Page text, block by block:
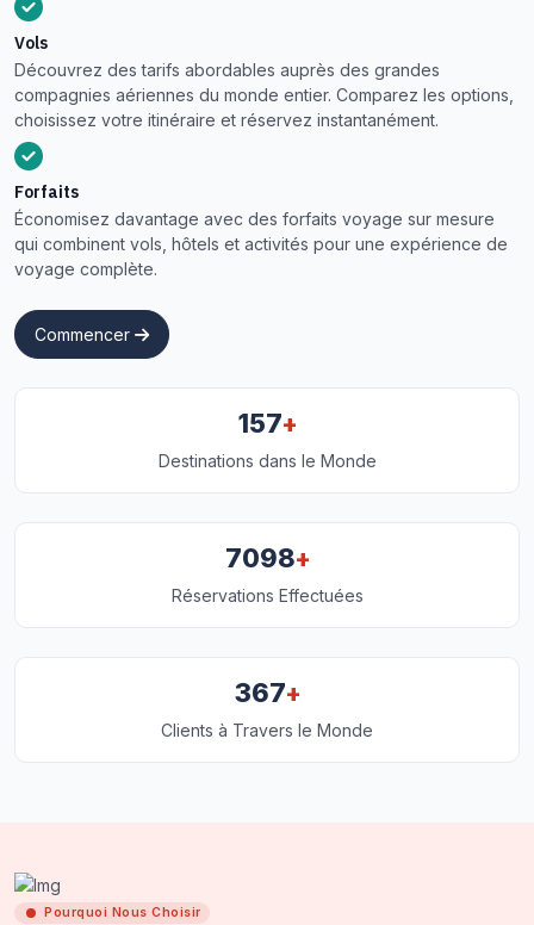
Vols
Découvrez des tarifs abordables auprès des grandes
compagnies aériennes du monde entier. Comparez les options,
choisissez votre itinéraire et réservez instantanément.
Forfaits
Économisez davantage avec des forfaits voyage sur mesure
qui combinent vols, hôtels et activités pour une expérience de
voyage complète.
Commencer
157+
Destinations dans le Monde
7098+
Réservations Effectuées
367+
Clients à Travers le Monde
Pourquoi Nous Choisir